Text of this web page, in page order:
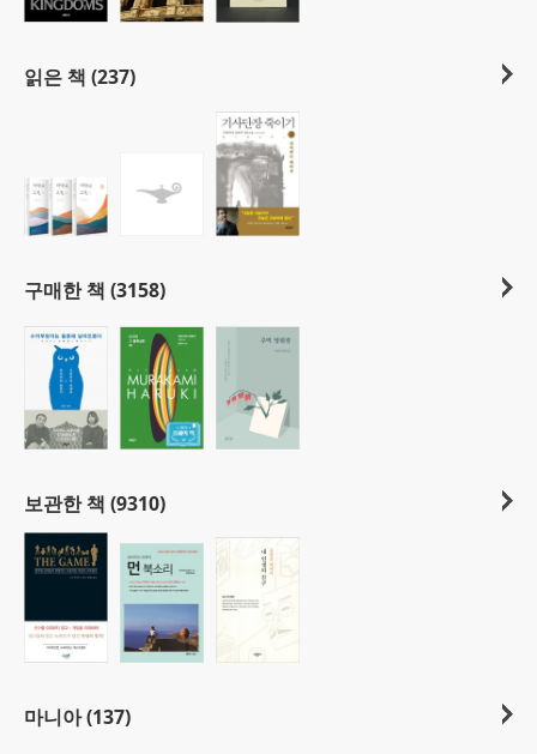
읽은 책 (237)
구매한 책 (3158)
보관한 책 (9310)
마니아 (137)